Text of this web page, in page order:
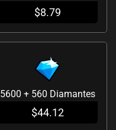
$8.79
5600 + 560 Diamantes
$44.12